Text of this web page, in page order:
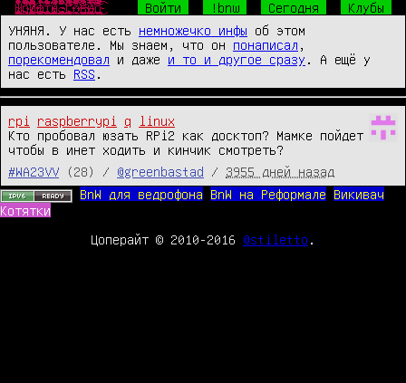
Ш̴̴̜̥͍͕̼̙̱͙͎͍̘̀̐̔́̾̃͒̈̔̎́́͜р̧̛̺͖͖̯̖ͧͤ͋̅̽ͧ̈̐̽̆̐͋ͤͦͬ͛̃̑͞͞и̒ͥͤͯ͂ͣ̐̉̑ͫ̉̑҉̛͏̸̻͕͇͚̤͕̯̱̳͉ͅф̴̴̡̟̞͙̙̻͍̦͔̤̞̔̓́̍͗̚͢͞ͅт̨̐ͫ̂͊̄̃ͥͪ͏̫̺͍̞̼͈̩̥̜͔͜͜ы̸̴̱̺̼̠̦͍͍͍̱̖͔̖̱͉̅͑͌͒ͫ͒̀ͥ͐ͤ̅͘̕.̵̴̡̭̼̮͖͈̙͖͖̲̮̬͍͙̼̯̦̮̮ͦ̆̀̑̌ͮͧͣͯ̔̂́͟г͌ͮ̏̈͂ͯ̚҉̛̙̬̘̲̗͇͕̠̙͙̼̩͚̀͘͞ͅо̷̥̯̘̓ͤ̽͒̋̉̀̂̄̒̓̊ͨ͛́̌ͤ̂̀͠в̶̒͒̓̏̓̚҉̛̙̘̺̰̮̼̟̼̥̟̘̠̜͜н̸̷̸̲̝͈͙̰̟̻̟̰̜̟̗͎̻̻͍̿̔̃ͨ͑о̔̀̋ͫ̇̿̐ͫ͌͗ͩ҉̨̜̙̙͈͍̮̮̼̙̘̞̕͜͡ Войти !bnw Сегодня
Клубы
УНЯНЯ. У нас есть немножечко инфы об этом
пользователе. Мы знаем, что он понаписал
порекомендовал и даже и то и другое сразу . А ещё у
нас есть RSS
rpi raspberrypi q
linux
Кто пробовал юзать RPi2 как досктоп? Мамке пойдет
чтобы в инет ходить и кинчик смотреть?
#WA23VV
(28) / @greenbastad / 3955 дней назад
BnW для ведрофона
BnW на Реформале
Викивач
Котятки
Цоперайт © 2010-2016 @stiletto